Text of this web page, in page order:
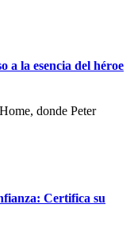
a la esencia del héroe
donde Peter
Certifica su